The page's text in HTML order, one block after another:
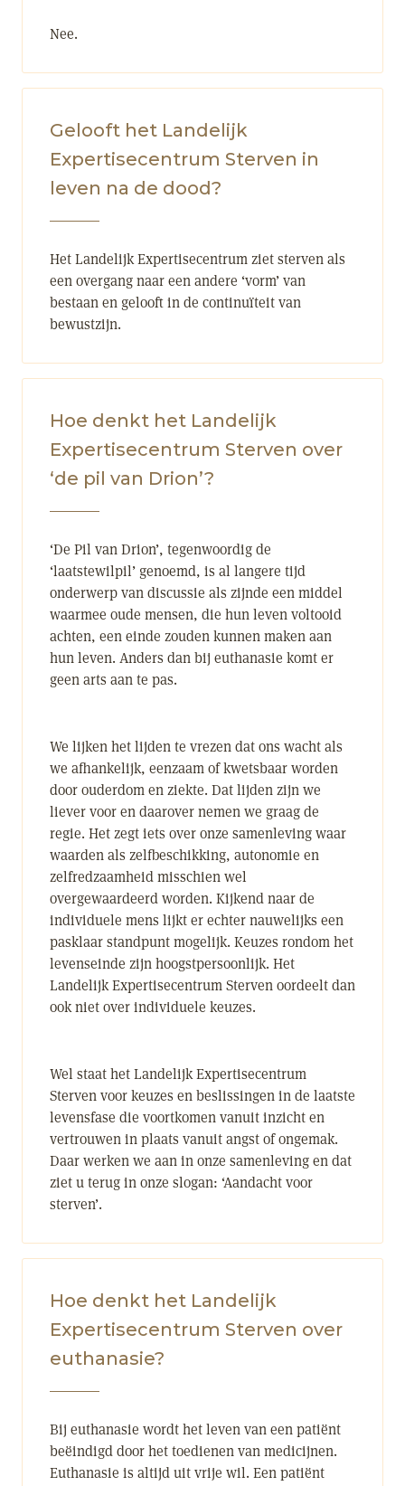
Nee.
Gelooft het Landelijk
Expertisecentrum Sterven in
leven na de dood?
Het Landelijk Expertisecentrum ziet sterven als
een overgang naar een andere ‘vorm’ van
bestaan en gelooft in de continuïteit van
bewustzijn.
Hoe denkt het Landelijk
Expertisecentrum Sterven over
‘de pil van Drion’?
‘De Pil van Drion’, tegenwoordig de
‘laatstewilpil’ genoemd, is al langere tijd
onderwerp van discussie als zijnde een middel
waarmee oude mensen, die hun leven voltooid
achten, een einde zouden kunnen maken aan
hun leven. Anders dan bij euthanasie komt er
geen arts aan te pas.
We lijken het lijden te vrezen dat ons wacht als
we afhankelijk, eenzaam of kwetsbaar worden
door ouderdom en ziekte. Dat lijden zijn we
liever voor en daarover nemen we graag de
regie. Het zegt iets over onze samenleving waar
waarden als zelfbeschikking, autonomie en
zelfredzaamheid misschien wel
overgewaardeerd worden. Kijkend naar de
individuele mens lijkt er echter nauwelijks een
pasklaar standpunt mogelijk. Keuzes rondom het
levenseinde zijn hoogstpersoonlijk. Het
Landelijk Expertisecentrum Sterven oordeelt dan
ook niet over individuele keuzes.
Wel staat het Landelijk Expertisecentrum
Sterven voor keuzes en beslissingen in de laatste
levensfase die voortkomen vanuit inzicht en
vertrouwen in plaats vanuit angst of ongemak.
Daar werken we aan in onze samenleving en dat
ziet u terug in onze slogan: ‘Aandacht voor
sterven’.
Hoe denkt het Landelijk
Expertisecentrum Sterven over
euthanasie?
Bij euthanasie wordt het leven van een patiënt
beëindigd door het toedienen van medicijnen.
Euthanasie is altijd uit vrije wil. Een patiënt